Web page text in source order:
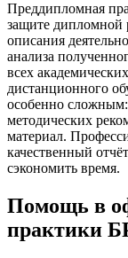
Преддипломная
защите дипломной
описания
анализа
всех
дистанционного
особенно сложным:
методических
материал.
качественный
сэкономить время.
Помощь в
практики